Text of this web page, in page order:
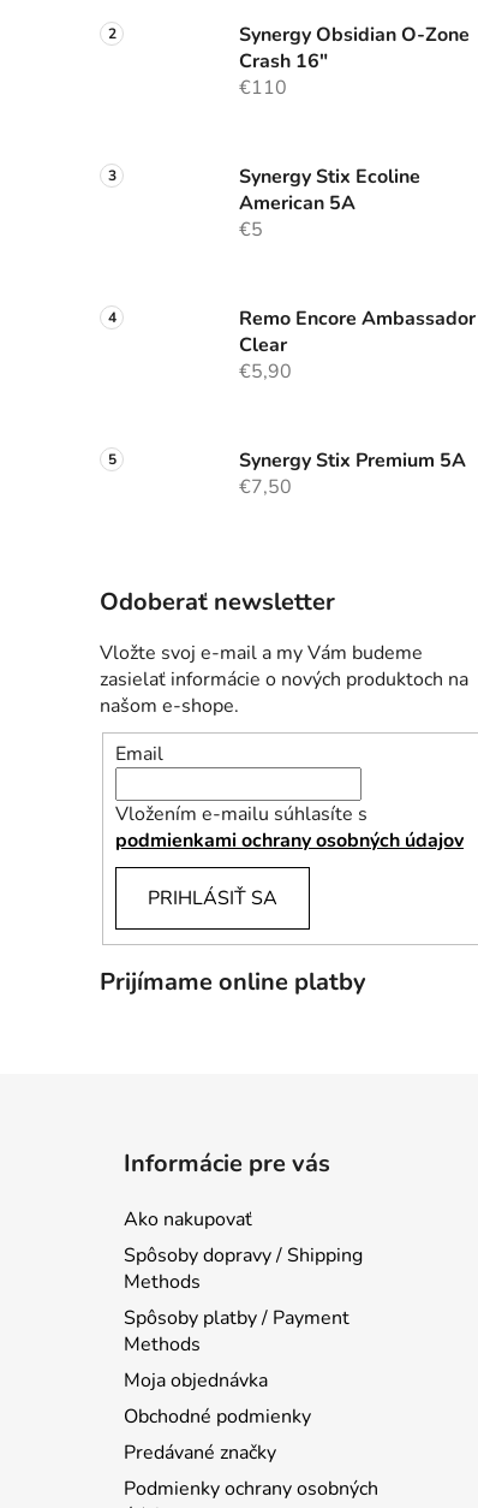
Synergy Obsidian O-Zone
Crash 16"
€110
Synergy Stix Ecoline
American 5A
€5
Remo Encore Ambassador
Clear
€5,90
Synergy Stix Premium 5A
€7,50
Odoberať newsletter
Vložte svoj e-mail a my Vám budeme
zasielať informácie o nových produktoch na
našom e-shope.
Email
Vložením e-mailu súhlasíte s
podmienkami ochrany osobných údajov
PRIHLÁSIŤ SA
Prijímame online platby
Informácie pre vás
Ako nakupovať
Spôsoby dopravy / Shipping
Methods
Spôsoby platby / Payment
Methods
Moja objednávka
Obchodné podmienky
Predávané značky
Podmienky ochrany osobných